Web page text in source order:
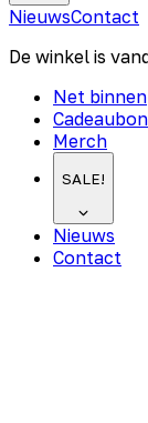
NieuwsContact
De winkel is
Net binnen
Cadeaubon
Merch
SALE!
Nieuws
Contact